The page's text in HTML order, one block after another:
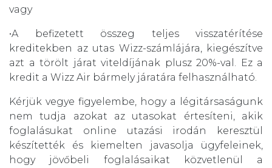
vagy
•A befizetett összeg teljes visszatérítése
kreditekben az utas Wizz-számlájára, kiegészítve
azt a törölt járat viteldíjának plusz 20%-val. Ez a
kredit a Wizz Air bármely járatára felhasználható.
Kérjük vegye figyelembe, hogy a légitársaságunk
nem tudja azokat az utasokat értesíteni, akik
foglalásukat online utazási irodán keresztül
készítették és kiemelten javasolja ügyfeleinek,
hogy jövőbeli foglalásaikat közvetlenül a